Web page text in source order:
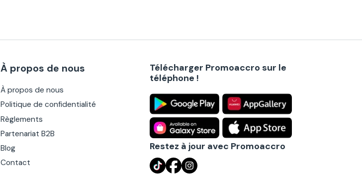
À propos de nous
À propos de nous
Politique de confidentialité
Règlements
Partenariat B2B
Blog
Contact
Télécharger Promoaccro sur le
téléphone !
Restez à jour avec Promoaccro